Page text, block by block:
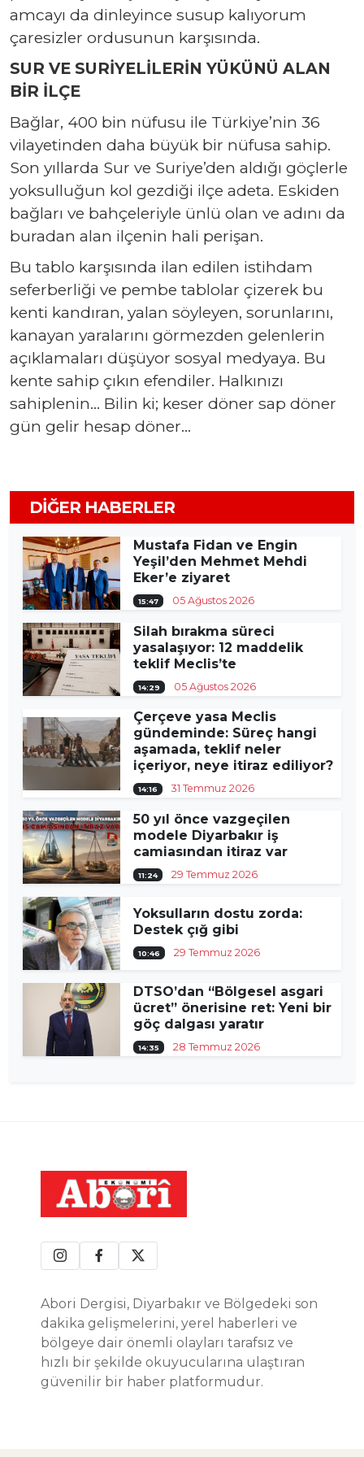
amcayı da dinleyince susup kalıyorum
çaresizler ordusunun karşısında.
SUR VE SURİYELİLERİN YÜKÜNÜ ALAN
BİR İLÇE
Bağlar, 400 bin nüfusu ile Türkiye’nin 36
vilayetinden daha büyük bir nüfusa sahip.
Son yıllarda Sur ve Suriye’den aldığı göçlerle
yoksulluğun kol gezdiği ilçe adeta. Eskiden
bağları ve bahçeleriyle ünlü olan ve adını da
buradan alan ilçenin hali perişan.
Bu tablo karşısında ilan edilen istihdam
seferberliği ve pembe tablolar çizerek bu
kenti kandıran, yalan söyleyen, sorunlarını,
kanayan yaralarını görmezden gelenlerin
açıklamaları düşüyor sosyal medyaya. Bu
kente sahip çıkın efendiler. Halkınızı
sahiplenin… Bilin ki; keser döner sap döner
gün gelir hesap döner…
DIĞER HABERLER
Mustafa Fidan ve Engin
Yeşil’den Mehmet Mehdi
Eker’e ziyaret
15:47 05 Ağustos 2026
Silah bırakma süreci
yasalaşıyor: 12 maddelik
teklif Meclis’te
14:29 05 Ağustos 2026
Çerçeve yasa Meclis
gündeminde: Süreç hangi
aşamada, teklif neler
içeriyor, neye itiraz ediliyor?
14:16 31 Temmuz 2026
50 yıl önce vazgeçilen
modele Diyarbakır iş
camiasından itiraz var
11:24 29 Temmuz 2026
Yoksulların dostu zorda:
Destek çığ gibi
10:46 29 Temmuz 2026
DTSO’dan “Bölgesel asgari
ücret” önerisine ret: Yeni bir
göç dalgası yaratır
14:35 28 Temmuz 2026
Abori Dergisi, Diyarbakır ve Bölgedeki son
dakika gelişmelerini, yerel haberleri ve
bölgeye dair önemli olayları tarafsız ve
hızlı bir şekilde okuyucularına ulaştıran
güvenilir bir haber platformudur.